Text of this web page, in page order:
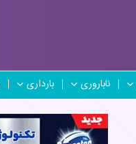
ناباروری بارداری